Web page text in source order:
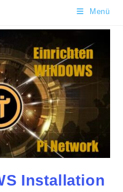
Menü
Installation